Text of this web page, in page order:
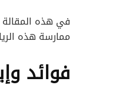
في هذه
ممارسة هذه
فوائد